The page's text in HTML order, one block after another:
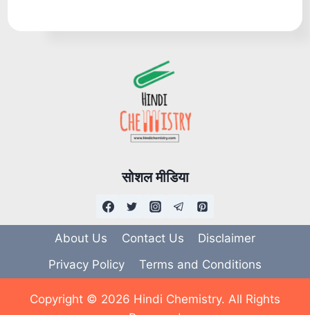
सोशल मीडिया
About Us Contact Us
Disclaimer
Privacy Policy
Terms and Conditions
Copyright © 2026 Hindi Chemistry. All Rights